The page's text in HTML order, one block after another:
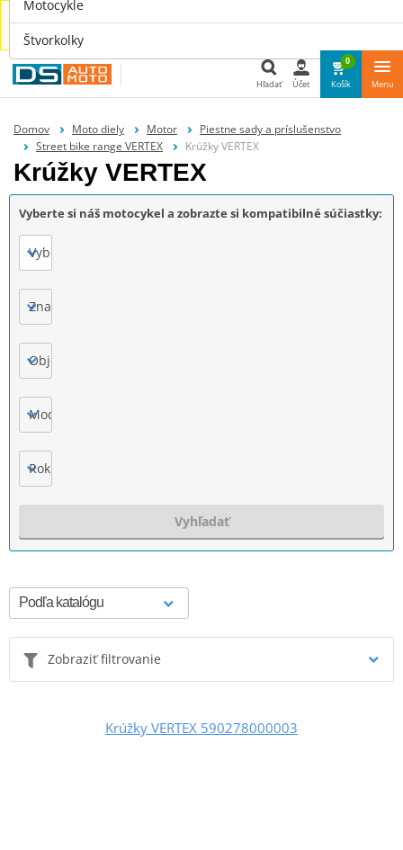
Náhradné diely aj pre tvoje auto nájdeš u nás na
www.dsauto.sk
Hľadať
Hľadať Účet
0
Košík Menu
Domov Moto diely Motor
Piestne sady a príslušenstvo
Street bike range VERTEX
Krúžky VERTEX
Krúžky VERTEX
Vyberte si náš motocykel a zobrazte si kompatibilné súčiastky:
Vyberte
Značka
Objem motora
Model
Rok výroby
Vyhľadať
Zobraziť filtrovanie
Krúžky VERTEX 590278000003
Motocykle
Štvorkolky